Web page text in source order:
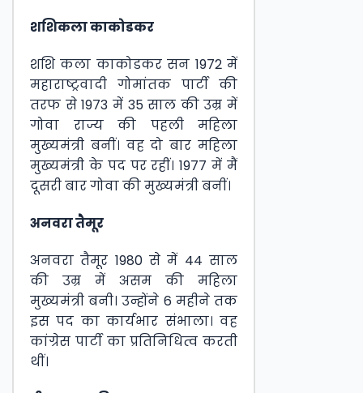
शशिकला काकोडकर
शशि कला काकोडकर सन 1972 में
महाराष्ट्रवादी गोमांतक पार्टी की
तरफ से 1973 में 35 साल की उम्र में
गोवा राज्य की पहली महिला
मुख्यमंत्री बनीं। वह दो बार महिला
मुख्यमंत्री के पद पर रहीं। 1977 में मैं
दूसरी बार गोवा की मुख्यमंत्री बनीं।
अनवरा तैमूर
अनवरा तैमूर 1980 से में 44 साल
की उम्र में असम की महिला
मुख्यमंत्री बनी। उन्होंने 6 महीने तक
इस पद का कार्यभार संभाला। वह
कांग्रेस पार्टी का प्रतिनिधित्व करती
थीं।